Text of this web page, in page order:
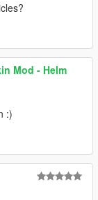
Mod - Helm
:)